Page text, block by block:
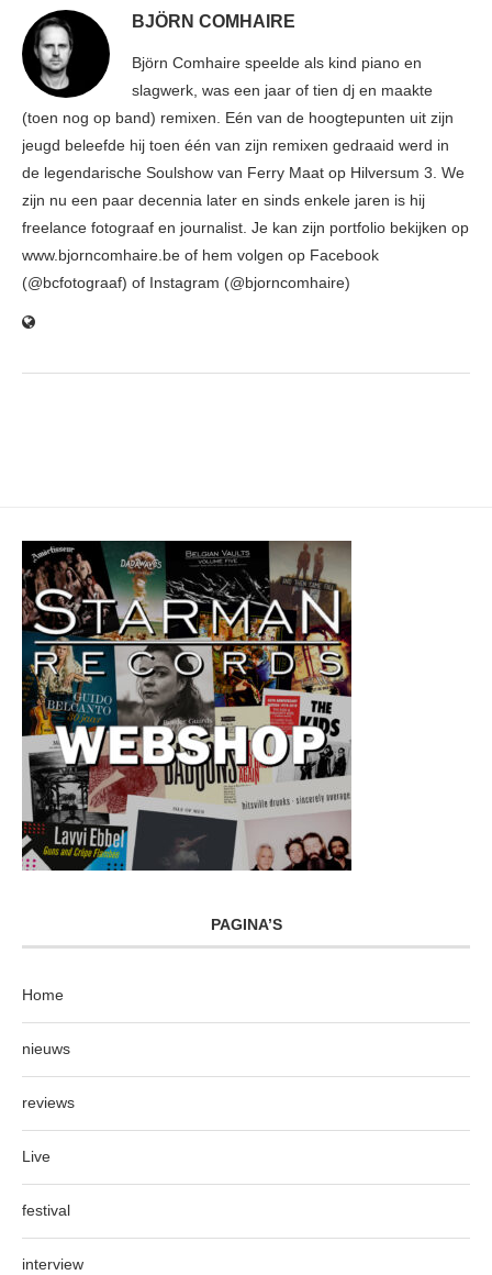
BJÖRN COMHAIRE
Björn Comhaire speelde als kind piano en
slagwerk, was een jaar of tien dj en maakte
(toen nog op band) remixen. Eén van de hoogtepunten uit zijn
jeugd beleefde hij toen één van zijn remixen gedraaid werd in
de legendarische Soulshow van Ferry Maat op Hilversum 3. We
zijn nu een paar decennia later en sinds enkele jaren is hij
freelance fotograaf en journalist. Je kan zijn portfolio bekijken op
www.bjorncomhaire.be of hem volgen op Facebook
(@bcfotograaf) of Instagram (@bjorncomhaire)
PAGINA’S
Home
nieuws
reviews
Live
festival
interview